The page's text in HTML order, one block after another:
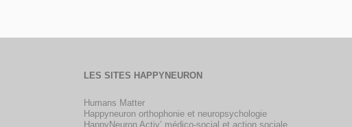
LES SITES HAPPYNEURON
Humans Matter
Happyneuron orthophonie et neuropsychologie
HappyNeuron Activ’ médico-social et action sociale